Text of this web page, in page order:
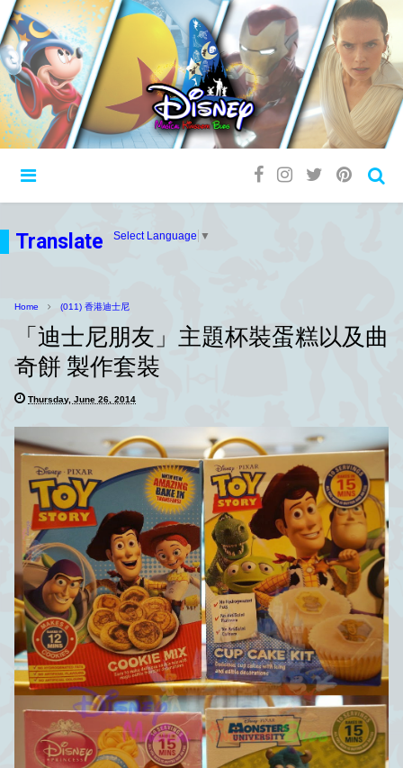
Translate Select Language ▼
Home (011) 香港迪士尼
「迪士尼朋友」主題杯裝蛋糕以及曲
奇餅 製作套裝
Thursday, June 26, 2014